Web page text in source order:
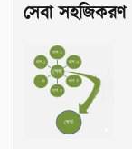
সেবা সহজিকরণ